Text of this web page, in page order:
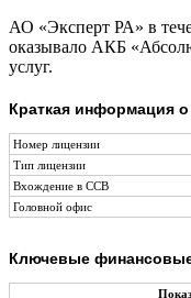
Краткая информация о
Номер лицензии
Тип лицензии
Вхождение в ССВ
Головной офис
Ключевые финансовые
АО «Эксперт РА» в
оказывало АКБ
услуг.